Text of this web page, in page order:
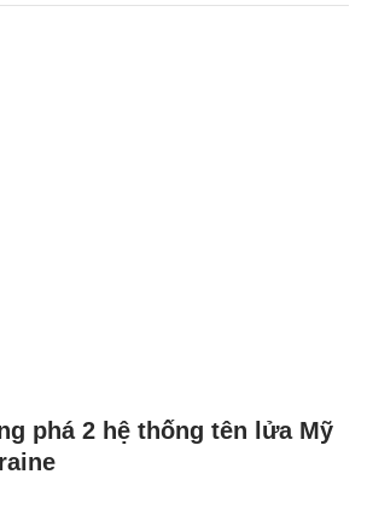
phá 2 hệ thống tên lửa Mỹ